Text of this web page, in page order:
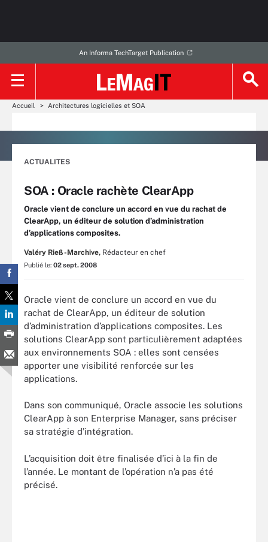
An Informa TechTarget Publication
Accueil Architectures logicielles et SOA
ACTUALITES
SOA : Oracle rachète ClearApp
Oracle vient de conclure un accord en vue du rachat de
ClearApp, un éditeur de solution d’administration
d’applications composites.
Valéry Rieß-Marchive, Rédacteur en chef
Publié le: 02 sept. 2008
Oracle vient de conclure un accord en vue du
rachat de ClearApp, un éditeur de solution
d’administration d’applications composites. Les
solutions ClearApp sont particulièrement adaptées
aux environnements SOA : elles sont censées
apporter une visibilité renforcée sur les
applications.
Dans son communiqué, Oracle associe les solutions
ClearApp à son Enterprise Manager, sans préciser
sa stratégie d’intégration.
L’acquisition doit être finalisée d’ici à la fin de
l’année. Le montant de l’opération n’a pas été
précisé.